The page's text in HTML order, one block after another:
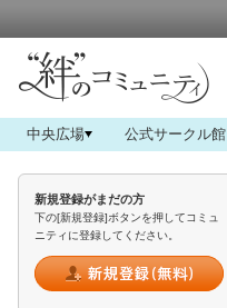
中央広場 公式サークル館
新規登録がまだの方
下の[新規登録]ボタンを押してコミュ
ニティに登録してください。